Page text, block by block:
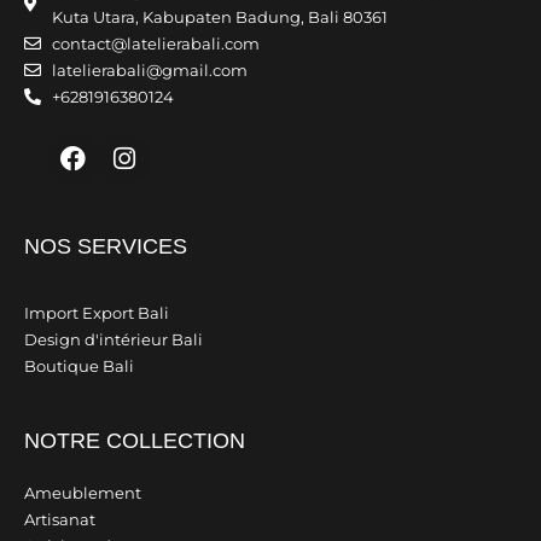
Kuta Utara, Kabupaten Badung, Bali 80361
contact@latelierabali.com
latelierabali@gmail.com
+6281916380124
Facebook
Instagram
NOS SERVICES
Import Export Bali
Design d'intérieur Bali
Boutique Bali
NOTRE COLLECTION
Ameublement
Artisanat